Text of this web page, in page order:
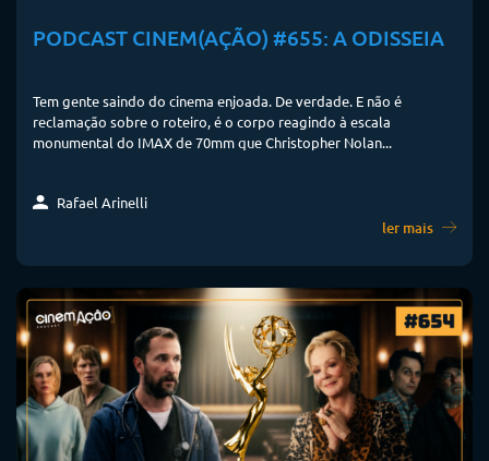
PODCAST CINEM(AÇÃO) #655: A ODISSEIA
Tem gente saindo do cinema enjoada. De verdade. E não é
reclamação sobre o roteiro, é o corpo reagindo à escala
monumental do IMAX de 70mm que Christopher Nolan...
Rafael Arinelli
ler mais